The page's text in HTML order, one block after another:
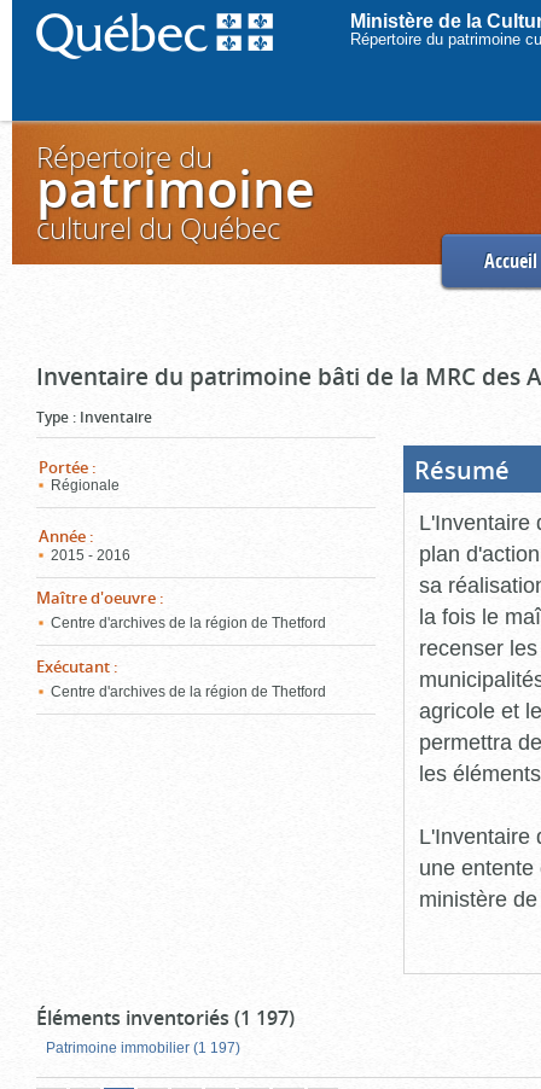
Ministère de la
Répertoire du patrimoine
Répertoire du
patrimoine
culturel du Québec
Accueil
Inventaire du patrimoine bâti de la MRC des
Type : Inventaire
Portée :
Régionale
Année :
2015 - 2016
Maître d'oeuvre :
Centre d'archives de la région de Thetford
Exécutant :
Centre d'archives de la région de Thetford
Résumé
L'Inventaire
plan
sa
la fois le
recenser
agricole et
permettra
les
L'Inventaire
une
ministère
Éléments inventoriés (1 197)
Patrimoine immobilier (1 197)